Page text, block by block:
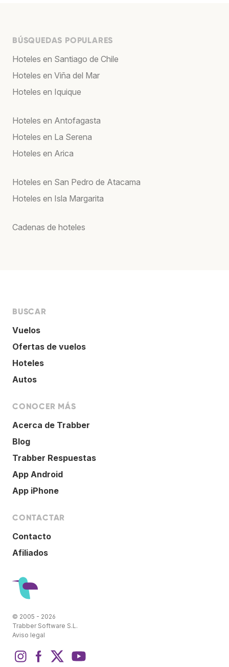
BÚSQUEDAS POPULARES
Hoteles en Santiago de Chile
Hoteles en Viña del Mar
Hoteles en Iquique
Hoteles en Antofagasta
Hoteles en La Serena
Hoteles en Arica
Hoteles en San Pedro de Atacama
Hoteles en Isla Margarita
Cadenas de hoteles
BUSCAR
Vuelos
Ofertas de vuelos
Hoteles
Autos
CONOCER MÁS
Acerca de Trabber
Blog
Trabber Respuestas
App Android
App iPhone
CONTACTAR
Contacto
Afiliados
© 2005 - 2026
Trabber Software S.L.
Aviso legal